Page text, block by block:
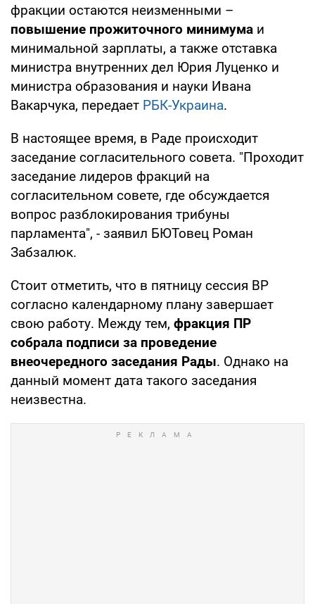
фракции остаются неизменными –
повышение прожиточного минимума и
минимальной зарплаты, а также отставка
министра внутренних дел Юрия Луценко и
министра образования и науки Ивана
Вакарчука, передает РБК-Украина.
В настоящее время, в Раде происходит
заседание согласительного совета. "Проходит
заседание лидеров фракций на
согласительном совете, где обсуждается
вопрос разблокирования трибуны
парламента", - заявил БЮТовец Роман
Забзалюк.
Стоит отметить, что в пятницу сессия ВР
согласно календарному плану завершает
свою работу. Между тем, фракция ПР
собрала подписи за проведение
внеочередного заседания Рады. Однако на
данный момент дата такого заседания
неизвестна.